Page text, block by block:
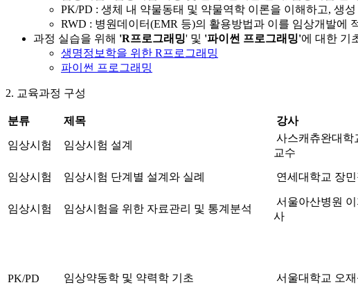
PK/PD : 생체 내 약물동태 및 약물역학 이론을 이해하고, 생
RWD : 병원데이터(EMR 등)의 활용방법과 이를 임상개발에
과정 실습을 위해 'R프로그래밍' 및 '파이썬 프로그래밍'에 대한 기
생명정보학을 위한 R프로그래밍
파이썬 프로그래밍
2. 교육과정 구성
분류 제목 강사
임상시험 임상시험 설계
사스캐츄완대학
교수
임상시험 임상시험 단계별 설계와 실례 연세대학교 장
임상시험 임상시험을 위한 자료관리 및 통계분석
서울아산병원
사
PK/PD 임상약동학 및 약력학 기초 서울대학교 오